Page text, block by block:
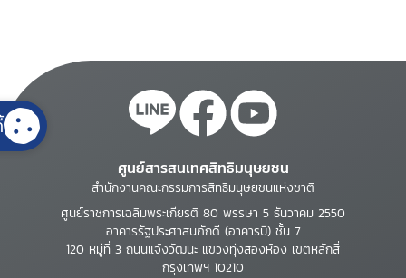
ศูนย์สารสนเทศสิทธิมนุษยชน
สำนักงานคณะกรรมการสิทธิมนุษยชนแห่งชาติ
ศูนย์ราชการเฉลิมพระเกียรติ 80 พรรษา 5 ธันวาคม 2550
อาคารรัฐประศาสนภักดี (อาคารบี) ชั้น 7
120 หมู่ที่ 3 ถนนแจ้งวัฒนะ แขวงทุ่งสองห้อง เขตหลักสี่
กรุงเทพฯ 10210